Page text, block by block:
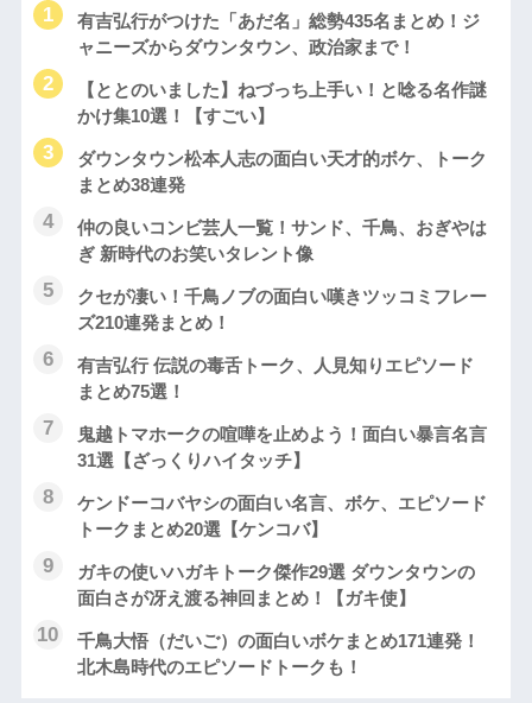
有吉弘行がつけた「あだ名」総勢435名まとめ！ジ
ャニーズからダウンタウン、政治家まで！
【ととのいました】ねづっち上手い！と唸る名作謎
かけ集10選！【すごい】
ダウンタウン松本人志の面白い天才的ボケ、トーク
まとめ38連発
仲の良いコンビ芸人一覧！サンド、千鳥、おぎやは
ぎ 新時代のお笑いタレント像
クセが凄い！千鳥ノブの面白い嘆きツッコミフレー
ズ210連発まとめ！
有吉弘行 伝説の毒舌トーク、人見知りエピソード
まとめ75選！
鬼越トマホークの喧嘩を止めよう！面白い暴言名言
31選【ざっくりハイタッチ】
ケンドーコバヤシの面白い名言、ボケ、エピソード
トークまとめ20選【ケンコバ】
ガキの使いハガキトーク傑作29選 ダウンタウンの
面白さが冴え渡る神回まとめ！【ガキ使】
千鳥大悟（だいご）の面白いボケまとめ171連発！
北木島時代のエピソードトークも！